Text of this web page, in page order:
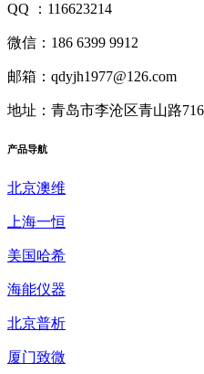
QQ ：116623214
微信：186 6399 9912
邮箱：qdyjh1977@126.com
地址：青岛市李沧区青山路
产品导航
北京澳维
上海一恒
美国哈希
海能仪器
北京普析
厦门致微